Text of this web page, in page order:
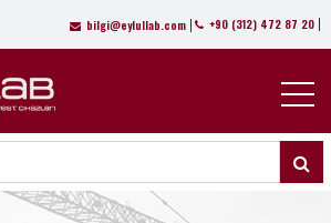
bilgi@eylullab.com +90 (312) 472 87 20